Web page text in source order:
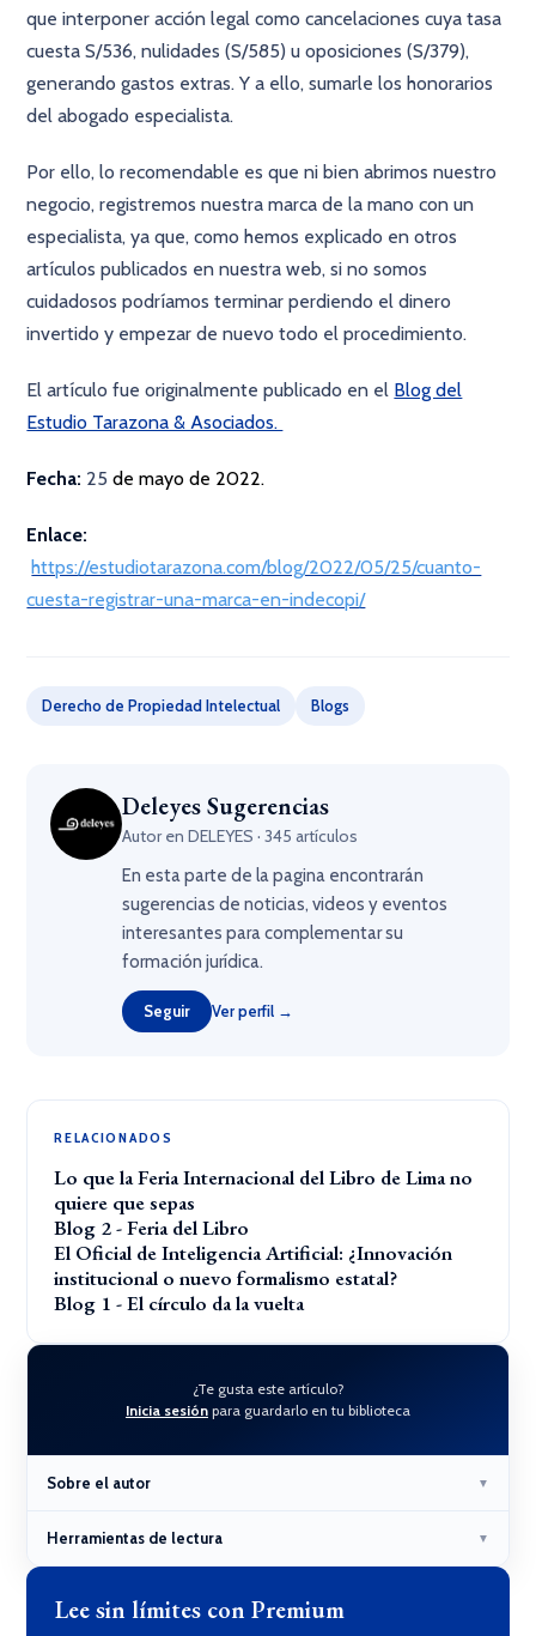
que interponer acción legal como cancelaciones cuya tasa
cuesta S/536, nulidades (S/585) u oposiciones (S/379),
generando gastos extras. Y a ello, sumarle los honorarios
del abogado especialista.
Por ello, lo recomendable es que ni bien abrimos nuestro
negocio, registremos nuestra marca de la mano con un
especialista, ya que, como hemos explicado en otros
artículos publicados en nuestra web, si no somos
cuidadosos podríamos terminar perdiendo el dinero
invertido y empezar de nuevo todo el procedimiento.
El artículo fue originalmente publicado en el Blog del
Estudio Tarazona & Asociados.
Fecha: 25 de mayo de 2022.
Enlace:
https://estudiotarazona.com/blog/2022/05/25/cuanto-
cuesta-registrar-una-marca-en-indecopi/
Derecho de Propiedad Intelectual Blogs
Deleyes Sugerencias
Autor en DELEYES · 345 artículos
En esta parte de la pagina encontrarán
sugerencias de noticias, videos y eventos
interesantes para complementar su
formación jurídica.
Seguir Ver perfil →
RELACIONADOS
Lo que la Feria Internacional del Libro de Lima no
quiere que sepas
Blog 2 - Feria del Libro
El Oficial de Inteligencia Artificial: ¿Innovación
institucional o nuevo formalismo estatal?
Blog 1 - El círculo da la vuelta
¿Te gusta este artículo?
Inicia sesión para guardarlo en tu biblioteca
Sobre el autor ▼
Herramientas de lectura ▼
Lee sin límites con Premium